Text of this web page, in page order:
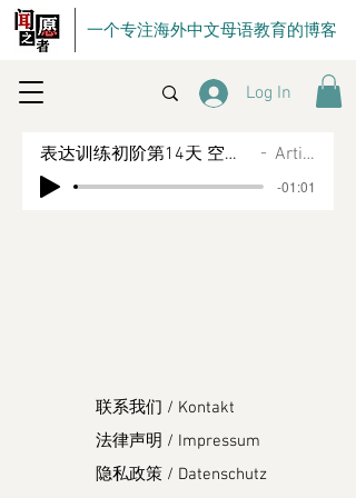
一个专注海外中文母语教育的博客
Log In
表达训练初阶第14天 空间框架——4-6号工具运用 Artist Name
-01:01
联系我们 / Kontakt
法律声明 / Impressum
隐私政策 / Datenschutz